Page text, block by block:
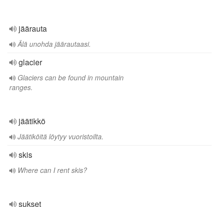
jäärauta
Älä unohda jäärautaasi.
glacier
Glaciers can be found in mountain
ranges.
jäätikkö
Jäätiköitä löytyy vuoristoilta.
skis
Where can I rent skis?
sukset